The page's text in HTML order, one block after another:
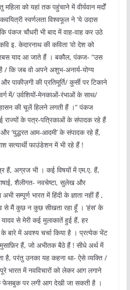
को यहां तक पहुंचाने में वीर्यवान मर्दों
स्वर्णलता विश्वफूल ने ‘ये उदास
पंकज चौधरी भी बाद में वाह-वाह कर उठे
इ. केदारनाथ की कविता ‘वो देश को
याद आ जाते हैं । बकौल, पंकज- “उस
/ कि जब वो अपने अशुभ-अनार्य-योग्य
पाकीज़गी की प्रतिमूर्ति/ कुर्सी पर टिकाने
में/ उर्वशियों-मेनकाओं-रंभाओं के साथ/
की चूलें हिलने लगती हैं ।” पंकज
राज्यों के पत्र-पत्रिकाओं के संपादक रहे हैं
और ‘युद्धरत आम-आदमी’ के संपादक रहे हैं,
सत्यार्थी फाउंडेशन में भी रहे हैं !
हैं, अग्रज भी । कई विषयों में एम.ए. हैं,
भाषाई, शैलीगत- नवचेष्टा, सुलेख और
सम्पूर्ण भारत में हिंदी के ज्ञाता नहीं हैं ,
से मैं कुछ न कुछ सीखता रहा हूँ । ‘हंस’ के
यादव से मेरी कई मुलाकातें हुई हैं, हर
बारे में अवश्य चर्चा किया है । प्रत्येक भेंट
हैं, जो अभीतक बैठे हैं ! सीधे अर्थ में
है, परंतु उनका यह कहना था- ऐसे व्यक्ति /
में नवविचारों को लेकर आग लगाने
पर लगी आग देखी जा सकती है ।